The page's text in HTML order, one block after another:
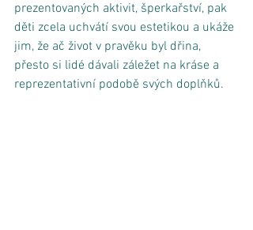
prezentovaných aktivit, šperkařství, pak
děti zcela uchvátí svou estetikou a ukáže
jim, že ač život v pravěku byl dřina,
přesto si lidé dávali záležet na kráse a
reprezentativní podobě svých doplňků.